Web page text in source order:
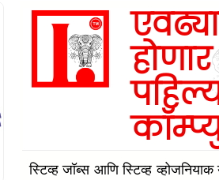
स्टिव्ह जॉब्स आणि स्टिव्ह